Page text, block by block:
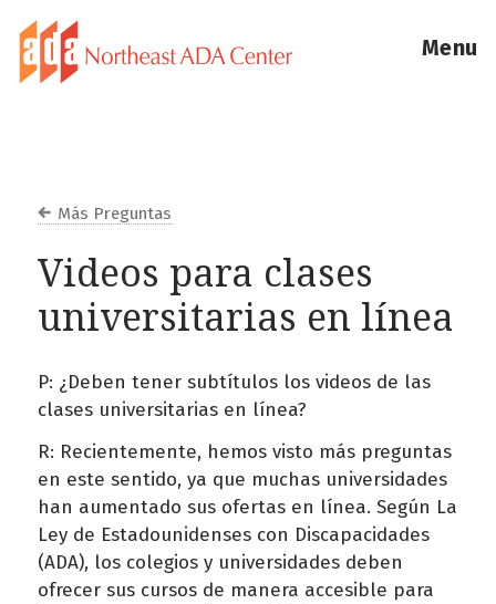
Menu
Más Preguntas
Videos para clases
universitarias en línea
P: ¿Deben tener subtítulos los videos de las
clases universitarias en línea?
R: Recientemente, hemos visto más preguntas
en este sentido, ya que muchas universidades
han aumentado sus ofertas en línea. Según La
Ley de Estadounidenses con Discapacidades
(ADA), los colegios y universidades deben
ofrecer sus cursos de manera accesible para